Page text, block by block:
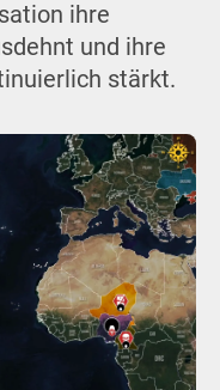
ihre
und ihre
stärkt.